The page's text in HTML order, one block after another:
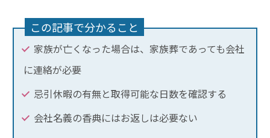
この記事で分かること
家族が亡くなった場合は、家族葬であっても会社
に連絡が必要
忌引休暇の有無と取得可能な日数を確認する
会社名義の香典にはお返しは必要ない